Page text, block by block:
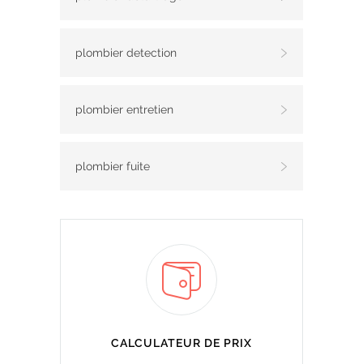
plombier detection
plombier entretien
plombier fuite
CALCULATEUR DE PRIX